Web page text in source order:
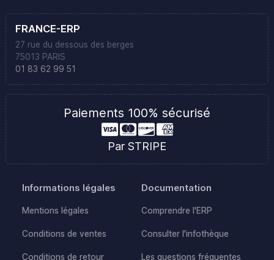
FRANCE-ERP
27 rue du dessous des berges
75013 PARIS
01 83 62 99 51
Paiements 100% sécurisé
Par STRIPE
Informations légales
Mentions légales
Conditions de ventes
Conditions de retour
Documentation
Comprendre l'ERP
Consulter l'infothèque
Les questions fréquentes